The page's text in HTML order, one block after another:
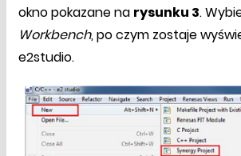
okno pokazane na rysunku 3.
Workbench, po czym zostaje
e2studio.